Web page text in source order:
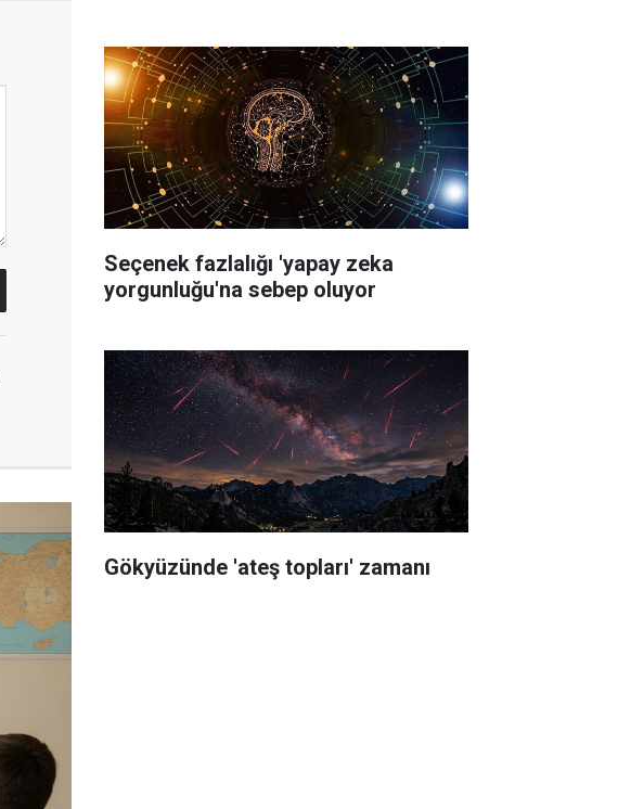
Seçenek fazlalığı 'yapay zeka
yorgunluğu'na sebep oluyor
Gökyüzünde 'ateş topları' zamanı